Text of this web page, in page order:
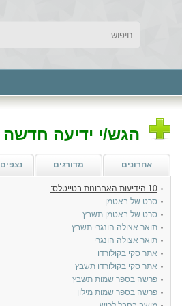
הגש/י ידיעה חדשה
אחרונים מדורגים נצפים
10 הידיעות האחרונות בטייטלס:
סרט של באטמן
סרט של באטמן תשבץ
תואר אצולה הונגרי תשבץ
תואר אצולה הונגרי
אתר סקי בקולורדו
אתר סקי בקולורדו תשבץ
פרשה בספר שמות תשבץ
פרשה בספר שמות מילון